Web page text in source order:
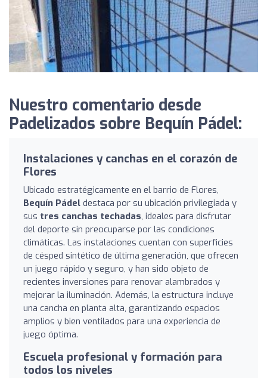
Nuestro comentario desde
Padelizados sobre Bequín Pádel:
Instalaciones y canchas en el corazón de
Flores
Ubicado estratégicamente en el barrio de Flores,
Bequín Pádel destaca por su ubicación privilegiada y
sus tres canchas techadas, ideales para disfrutar
del deporte sin preocuparse por las condiciones
climáticas. Las instalaciones cuentan con superficies
de césped sintético de última generación, que ofrecen
un juego rápido y seguro, y han sido objeto de
recientes inversiones para renovar alambrados y
mejorar la iluminación. Además, la estructura incluye
una cancha en planta alta, garantizando espacios
amplios y bien ventilados para una experiencia de
juego óptima.
Escuela profesional y formación para
todos los niveles